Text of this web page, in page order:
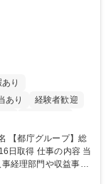
り
あり
経験者歓迎
の内容 当
経理部門や収益事業
せいたします。研修